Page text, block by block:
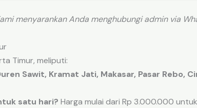
menyarankan Anda menghubungi admin via
Timur, meliputi:
Sawit, Kramat Jati, Makasar, Pasar Rebo,
satu hari? Harga mulai dari Rp 3.000.000